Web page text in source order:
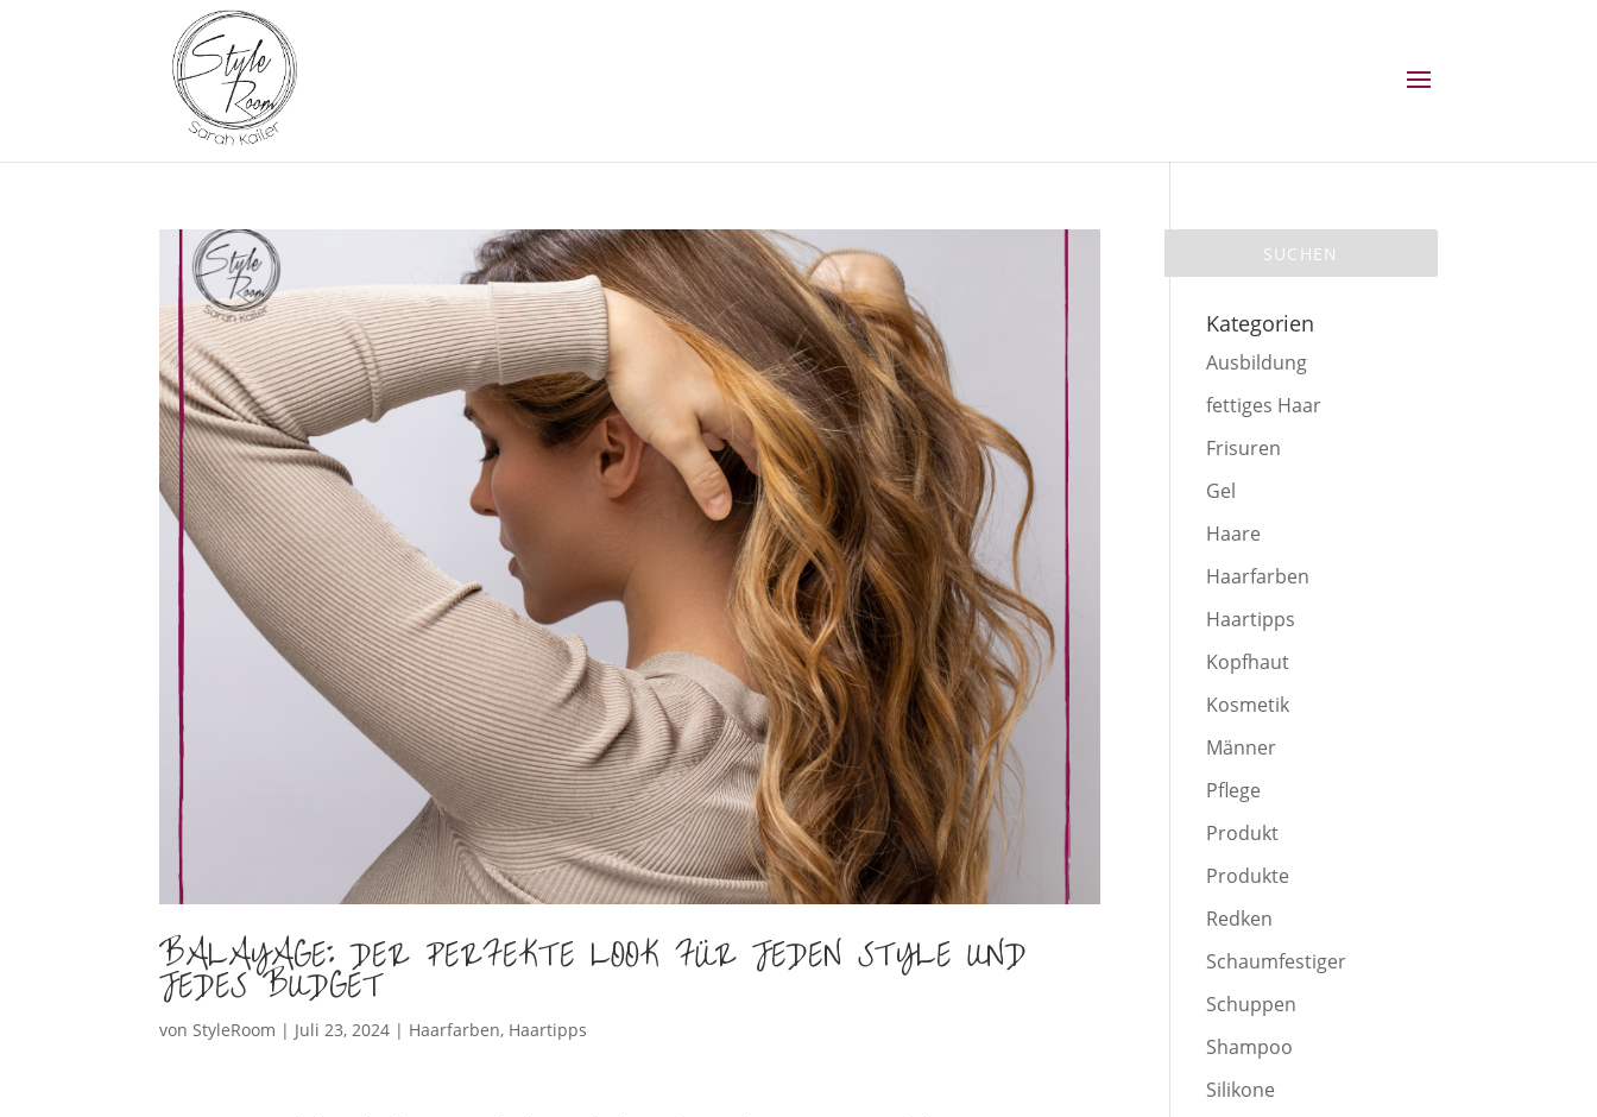
BALAYAGE: DER PERFEKTE LOOK FÜR JEDEN STYLE UND
JEDES BUDGET
vonStyleRoom | Juli 23, 2024 | Haarfarben, Haartipps
Kategorien
Ausbildung
fettiges Haar
Frisuren
Gel
Haare
Haarfarben
Haartipps
Kopfhaut
Kosmetik
Männer
Pflege
Produkt
Produkte
Redken
Schaumfestiger
Schuppen
Shampoo
Silikone